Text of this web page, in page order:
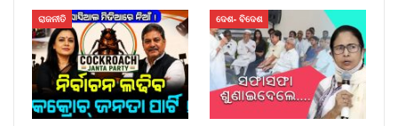
ରାଜନୀତି ଦେଶ- ବିଦେଶ